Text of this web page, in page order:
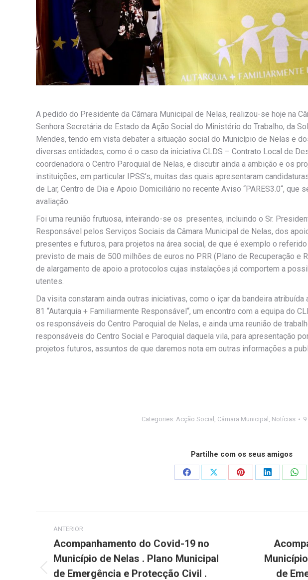
A pedido do Presidente da Câmara Municipal de Nelas, realizou-se hoje na
Senhora Secretária de Estado da Ação Social do Ministério do Trabalho, da
Mendes, tendo em vista debater a situação social do Município de Nelas e
diversas entidades, como é o caso da iniciativa CLDS – Contrato Local de
coordenadora o Centro Paroquial de Nelas, e discutir ainda a ambição e os
instituições, em particular IPSS’s, muitas das quais apresentaram
de Lar, Centro de Dia e Apoio Domiciliário no recente Aviso “PARES3.0“, que
avaliação.
Foi uma reunião frutuosa, inteirando-se os presentes, incluindo o Sr.
Responsável pelos Serviços Sociais da Câmara Municipal de Nelas, dos
presentes e futuros, para projetos na área social, de que é exemplo o referido
previsto de mais de 500 milhões de euros no PRR (Plano de Recuperação e
de alargamento de apoio a protocolos cujas instalações já comportem a
utentes.
Da visita constaram ainda outras iniciativas, como o içar da bandeira
81 “Autarquia + Familiarmente Responsável“, um encontro com a equipa do
os responsáveis do Centro Paroquial de Nelas, e ainda uma reunião de
responsáveis do Centro Social e Paroquial daquela vila, para apresentação
projetos futuros, assuntos de que daremos nota em outras informações a
Categories: Acção Social Câmara Municipal Notícias 9
Partilhe com os seus amigos
Share
Share
Share
Share
Post
navigation
ANTERIOR
Previous
Acompanhamento do Covid-19 no
Município de Nelas . Plano Municipal
de Emergência e Protecção Civil .
de